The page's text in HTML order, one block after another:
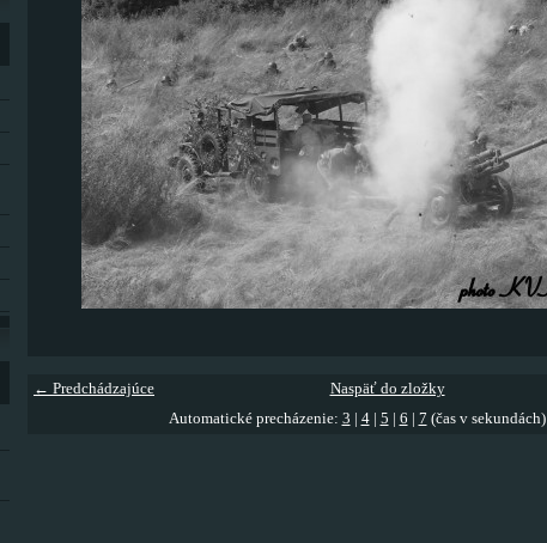
← Predchádzajúce
Naspäť do zložky
Automatické precházenie: 3 4| 5 6 7 (čas v sekundách)